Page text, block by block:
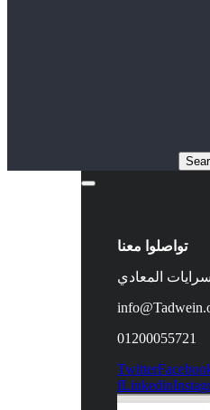
تواصلوا معنا
01200055721
Twitter
fLinkedin